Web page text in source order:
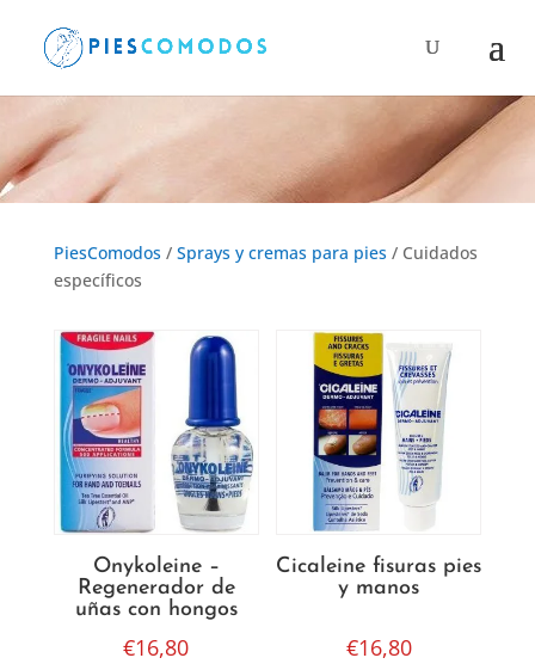
de
productos
Cuidados específicos
PiesComodos/ Sprays y cremas para pies/ Cuidados
específicos
Onykoleine –
Regenerador de
uñas con hongos
€16,80
Cicaleine fisuras pies
y manos
€16,80